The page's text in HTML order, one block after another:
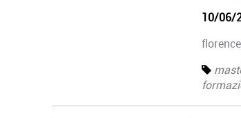
10/06/
Corso Fashion
Diploma